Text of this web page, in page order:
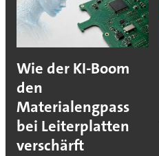
Wie der KI-Boom
den
Materialengpass
bei Leiterplatten
verschärft